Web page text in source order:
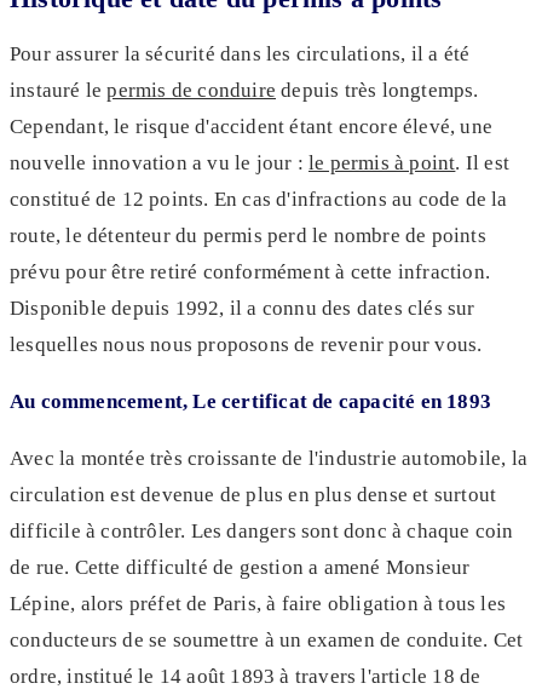
Pour assurer la sécurité dans les circulations, il a été
instauré lepermis de conduire depuis très longtemps.
Cependant, le risque d'accident étant encore élevé, une
nouvelle innovation a vu le jour : le permis à point. Il est
constitué de 12 points. En cas d'infractions au code de la
route, le détenteur du permis perd le nombre de points
prévu pour être retiré conformément à cette infraction.
Disponible depuis 1992, il a connu des dates clés sur
lesquelles nous nous proposons de revenir pour vous.
Au commencement, Le certificat de capacité en 1893
Avec la montée très croissante de l'industrie automobile, la
circulation est devenue de plus en plus dense et surtout
difficile à contrôler. Les dangers sont donc à chaque coin
de rue. Cette difficulté de gestion a amené Monsieur
Lépine, alors préfet de Paris, à faire obligation à tous les
conducteurs de se soumettre à un examen de conduite. Cet
ordre, institué le 14 août 1893 à travers l'article 18 de